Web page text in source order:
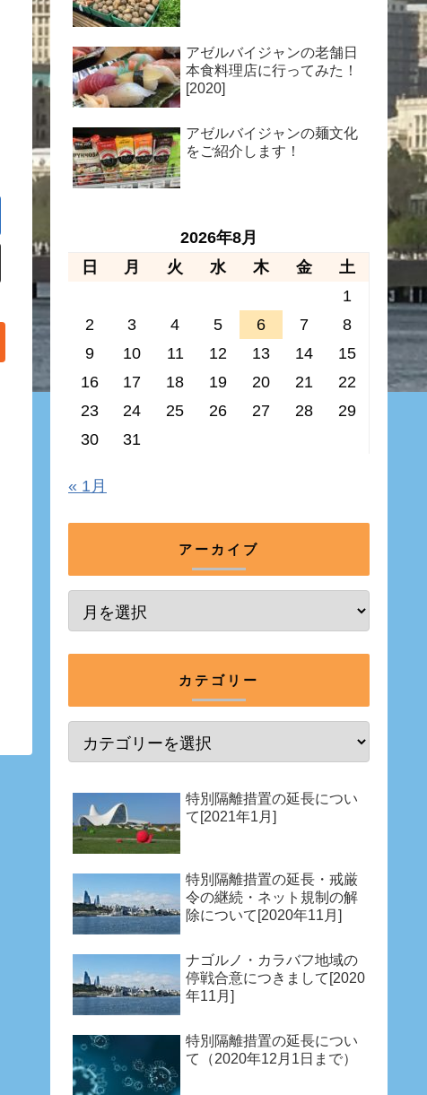
アゼルバイジャンの老舗日
本食料理店に行ってみた！
[2020]
アゼルバイジャンの麺文化
をご紹介します！
2026年8月
日
月 火 水 木 金
土
1
2
3 4 5 6 7
8
9
10 11 12 13 14
15
16
17 18 19 20 21
22
23
24 25 26 27 28
29
30
31
« 1月
アーカイブ
カテゴリー
特別隔離措置の延長につい
て[2021年1月]
特別隔離措置の延長・戒厳
令の継続・ネット規制の解
除について[2020年11月]
ナゴルノ・カラバフ地域の
停戦合意につきまして[2020
年11月]
特別隔離措置の延長につい
て（2020年12月1日まで）